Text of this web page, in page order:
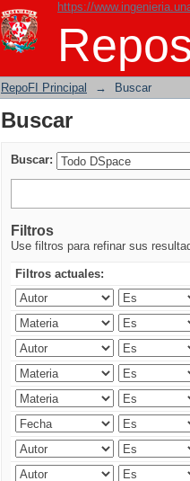
https://
Buscar
RepoFI Principal → Buscar
Buscar
Buscar:
Filtros
Use filtros para refinar sus
Filtros actuales: